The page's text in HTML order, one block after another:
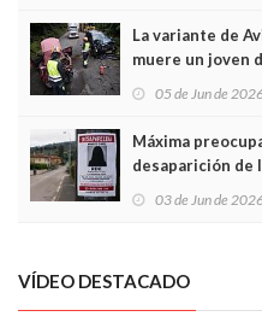
La variante de
muere un joven
frontal
05 de Jun de
Máxima
desaparición de
03 de Jun de
VÍDEO DESTACADO